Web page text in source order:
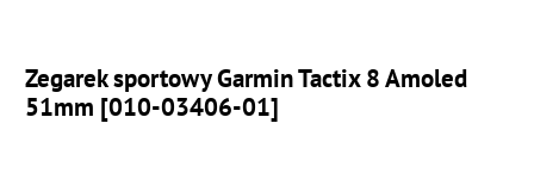
Zegarek sportowy Garmin Tactix 8 Amoled
51mm [010-03406-01]